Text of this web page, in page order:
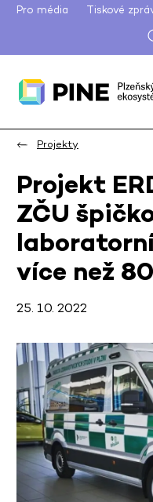
Pro média Tiskové
Projekty
Projekt
ZČU
více než
25. 10. 2022